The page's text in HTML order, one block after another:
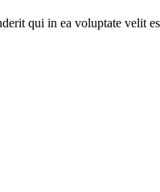
qui in ea voluptate velit